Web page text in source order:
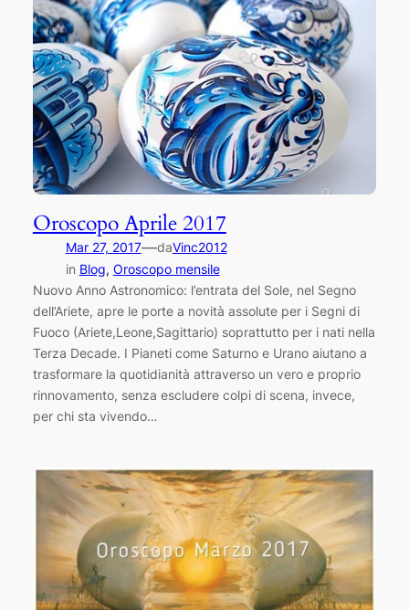
Oroscopo Aprile 2017
Mar 27, 2017—daVinc2012
in Blog, Oroscopo mensile
Nuovo Anno Astronomico: l’entrata del Sole, nel Segno
dell’Ariete, apre le porte a novità assolute per i Segni di
Fuoco (Ariete,Leone,Sagittario) soprattutto per i nati nella
Terza Decade. I Pianeti come Saturno e Urano aiutano a
trasformare la quotidianità attraverso un vero e proprio
rinnovamento, senza escludere colpi di scena, invece,
per chi sta vivendo…